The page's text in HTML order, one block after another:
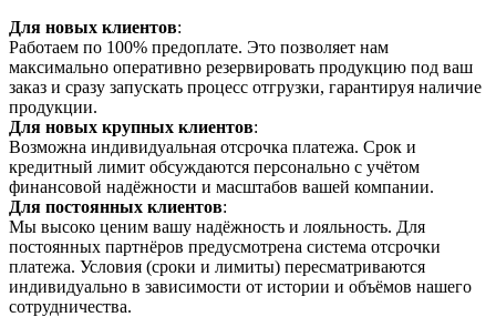
Для новых клиентов:
Работаем по 100% предоплате. Это позволяет нам
максимально оперативно резервировать продукцию под ваш
заказ и сразу запускать процесс отгрузки, гарантируя наличие
продукции.
Для новых крупных клиентов:
Возможна индивидуальная отсрочка платежа. Срок и
кредитный лимит обсуждаются персонально с учётом
финансовой надёжности и масштабов вашей компании.
Для постоянных клиентов:
Мы высоко ценим вашу надёжность и лояльность. Для
постоянных партнёров предусмотрена система отсрочки
платежа. Условия (сроки и лимиты) пересматриваются
индивидуально в зависимости от истории и объёмов нашего
сотрудничества.